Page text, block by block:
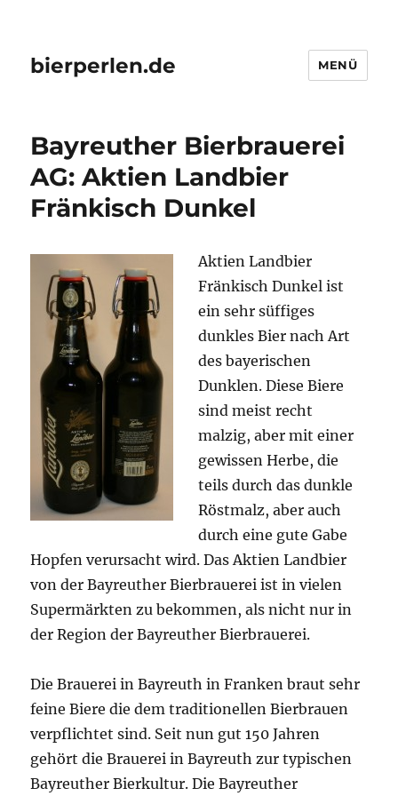
bierperlen.de MENÜ
Bayreuther Bierbrauerei
AG: Aktien Landbier
Fränkisch Dunkel
Aktien Landbier
Fränkisch Dunkel ist
ein sehr süffiges
dunkles Bier nach Art
des bayerischen
Dunklen. Diese Biere
sind meist recht
malzig, aber mit einer
gewissen Herbe, die
teils durch das dunkle
Röstmalz, aber auch
durch eine gute Gabe
Hopfen verursacht wird. Das Aktien Landbier
von der Bayreuther Bierbrauerei ist in vielen
Supermärkten zu bekommen, als nicht nur in
der Region der Bayreuther Bierbrauerei.
Die Brauerei in Bayreuth in Franken braut sehr
feine Biere die dem traditionellen Bierbrauen
verpflichtet sind. Seit nun gut 150 Jahren
gehört die Brauerei in Bayreuth zur typischen
Bayreuther Bierkultur. Die Bayreuther